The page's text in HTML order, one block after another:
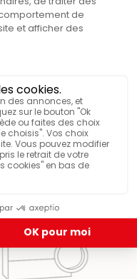
CAFÉS EN GRAINS